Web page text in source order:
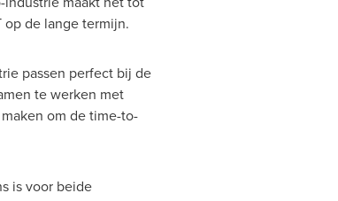
de lange termijn.
passen perfect bij de
te werken met
om de time-to-
is voor beide